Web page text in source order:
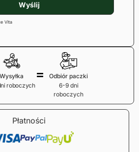
Wyślij
Vita
Wysyłka
roboczych
Odbiór paczki
6-9 dni
roboczych
Płatności